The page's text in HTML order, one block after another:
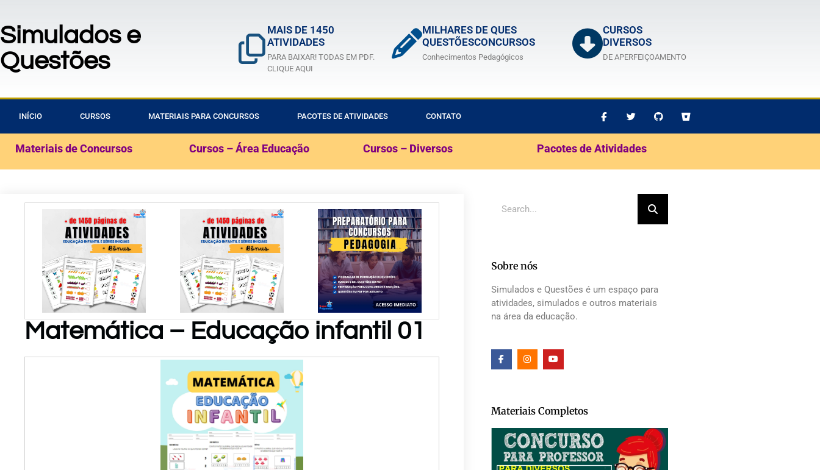
Simulados e
Questões
MAIS DE 1450
ATIVIDADES
PARA BAIXAR! TODAS EM PDF.
CLIQUE AQUI
MILHARES DE QUES
QUESTÕESCONCURSOS
Conhecimentos Pedagógicos
CURSOS
DIVERSOS
DE APERFEIÇOAMENTO
INÍCIO CURSOS MATERIAIS PARA CONCURSOS PACOTES DE ATIVIDADES CONTATO
Materiais de Concursos Cursos – Área Educação Cursos – Diversos Pacotes de Atividades
BAIXAR!
Atividades
de
Matemática
P/ Educ
Infantil
Matemática – Educação infantil 01
Sobre nós
Simulados e Questões é um espaço para
atividades, simulados e outros materiais
na área da educação.
Materiais Completos